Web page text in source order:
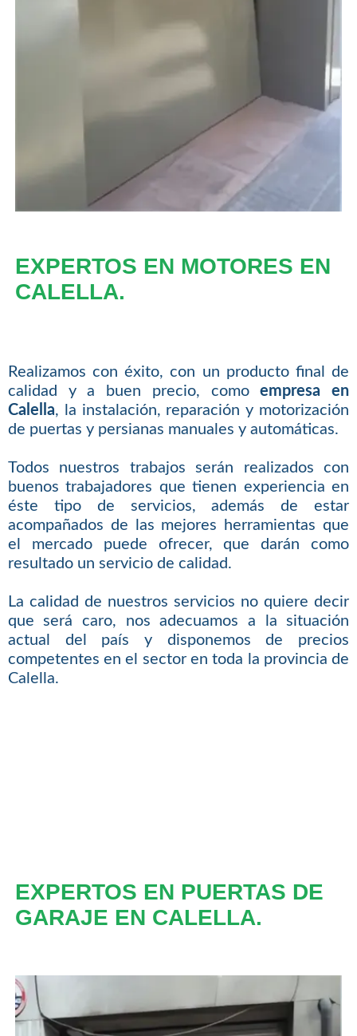
EXPERTOS EN MOTORES EN
CALELLA.
Realizamos con éxito, con un producto final de
calidad y a buen precio, comoempresa en
Calella, la instalación, reparación y motorización
de puertas y persianas manuales y automáticas.
Todos nuestros trabajos serán realizados con
buenos trabajadores que tienen experiencia en
éste tipo de servicios, además de estar
acompañados de las mejores herramientas que
el mercado puede ofrecer, que darán como
resultado un servicio de calidad.
La calidad de nuestros servicios no quiere decir
que será caro, nos adecuamos a la situación
actual del país y disponemos de precios
competentes en el sector en toda la provincia de
Calella.
EXPERTOS EN PUERTAS DE
GARAJE EN CALELLA.